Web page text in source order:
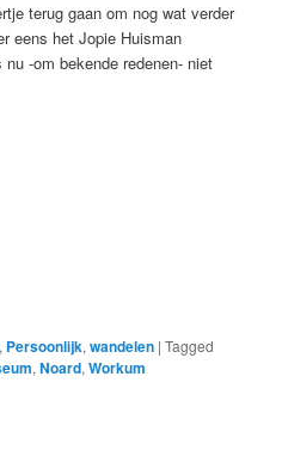
terug gaan om nog wat verder
eens het Jopie Huisman
-om bekende redenen- niet
, Persoonlijk,wandelen |Tagged
,Noard,Workum